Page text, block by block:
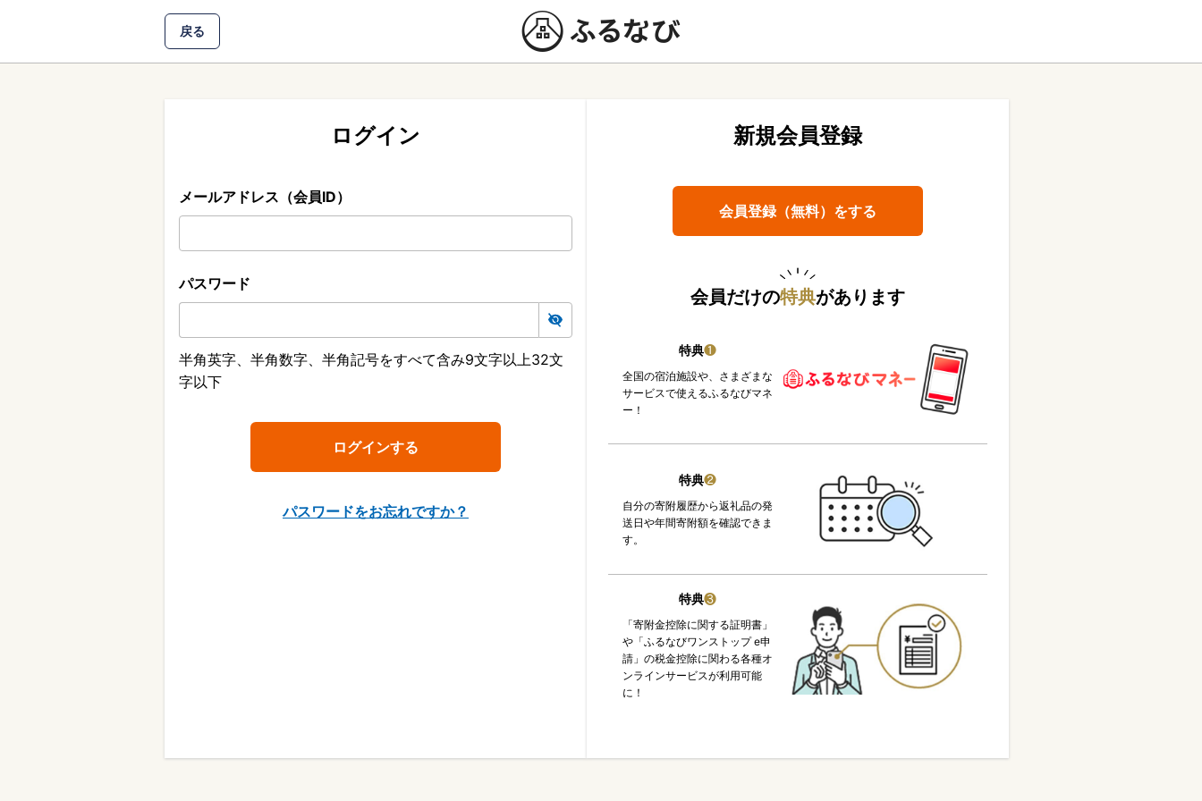
戻る
ログイン
メールアドレス（会員ID）
パスワード
半角英字、半角数字、半角記号をすべて含み9文字以上32文
字以下
パスワードをお忘れですか？
新規会員登録
会員登録（無料）をする
会員だけの特典があります
特典❶
全国の宿泊施設や、さまざまな
サービスで使えるふるなびマネ
ー！
特典❷
自分の寄附履歴から返礼品の発
送日や年間寄附額を確認できま
す。
特典❸
「寄附金控除に関する証明書」
や「ふるなびワンストップ e申
請」の税金控除に関わる各種オ
ンラインサービスが利用可能
に！